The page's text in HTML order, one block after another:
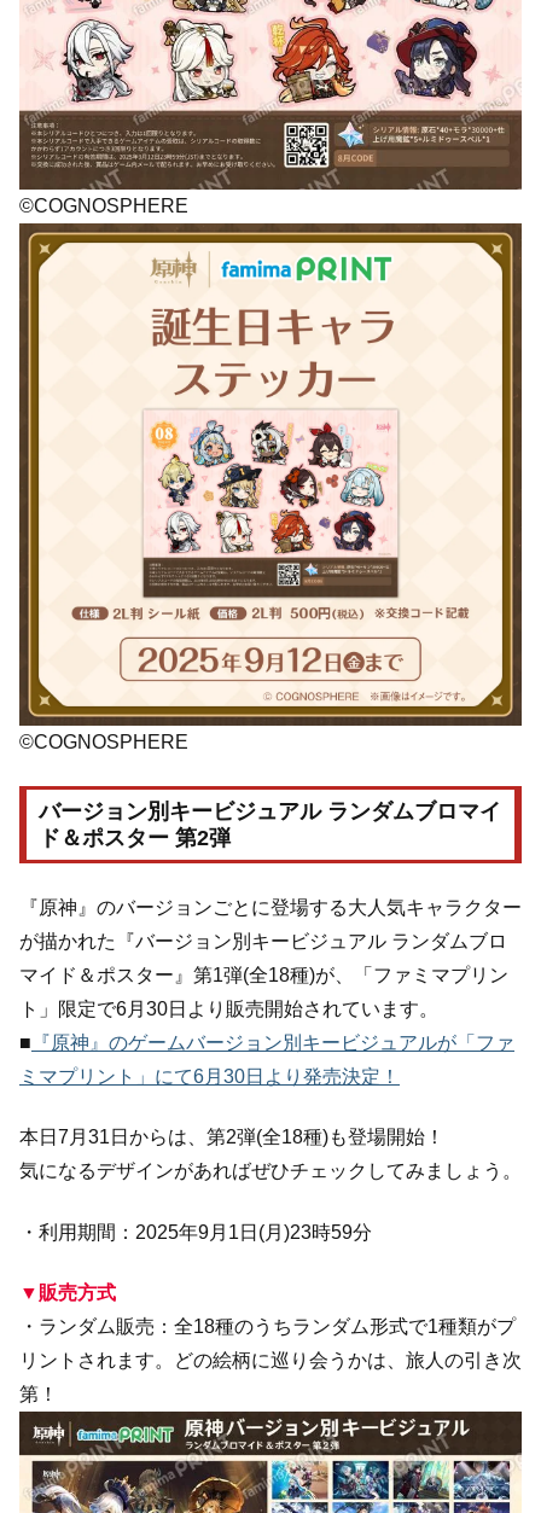
©COGNOSPHERE
©COGNOSPHERE
バージョン別キービジュアル ランダムブロマイ
ド＆ポスター 第2弾
『原神』のバージョンごとに登場する大人気キャラクター
が描かれた『バージョン別キービジュアル ランダムブロ
マイド＆ポスター』第1弾(全18種)が、「ファミマプリン
ト」限定で6月30日より販売開始されています。
■ 『原神』のゲームバージョン別キービジュアルが「ファ
ミマプリント」にて6月30日より発売決定！
本日7月31日からは、第2弾(全18種)も登場開始！
気になるデザインがあればぜひチェックしてみましょう。
・利用期間：2025年9月1日(月)23時59分
▼販売方式
・ランダム販売：全18種のうちランダム形式で1種類がプ
リントされます。どの絵柄に巡り会うかは、旅人の引き次
第！